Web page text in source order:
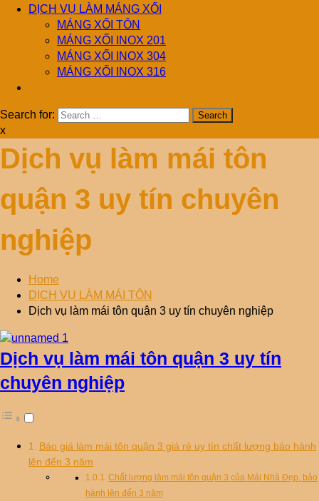
DỊCH VỤ LÀM MÁNG XỐI
MÁNG XỐI TÔN
MÁNG XỐI INOX 201
MÁNG XỐI INOX 304
MÁNG XỐI INOX 316
Search for:
x
Dịch vụ làm mái tôn
quận 3 uy tín chuyên
nghiệp
Home
DỊCH VỤ LÀM MÁI TÔN
Dịch vụ làm mái tôn quận 3 uy tín chuyên nghiệp
Dịch vụ làm mái tôn quận 3 uy tín
chuyên nghiệp
Báo giá làm mái tôn quận 3 giá rẻ uy tín chất lượng bảo hành
lên đến 3 năm
Chất lượng làm mái tôn quận 3 của Mái Nhà Đẹp, bảo
hành lên đến 3 năm